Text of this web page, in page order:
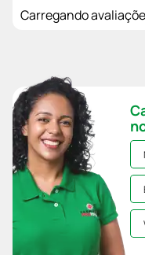
Carregando